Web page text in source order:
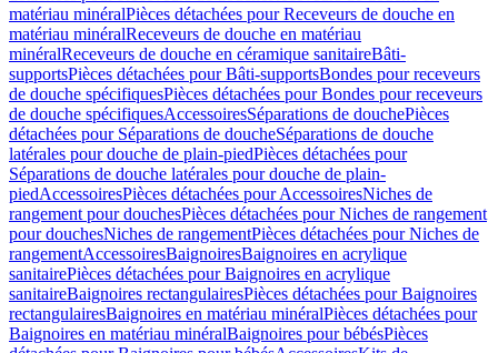
matériau minéralPièces détachées pour Receveurs de douche en
matériau minéralReceveurs de douche en matériau
minéralReceveurs de douche en céramique sanitaireBâti-
supportsPièces détachées pour Bâti-supportsBondes pour receveurs
de douche spécifiquesPièces détachées pour Bondes pour receveurs
de douche spécifiquesAccessoiresSéparations de douchePièces
détachées pour Séparations de doucheSéparations de douche
latérales pour douche de plain-piedPièces détachées pour
Séparations de douche latérales pour douche de plain-
piedAccessoiresPièces détachées pour AccessoiresNiches de
rangement pour douchesPièces détachées pour Niches de rangement
pour douchesNiches de rangementPièces détachées pour Niches de
rangementAccessoiresBaignoiresBaignoires en acrylique
sanitairePièces détachées pour Baignoires en acrylique
sanitaireBaignoires rectangulairesPièces détachées pour Baignoires
rectangulairesBaignoires en matériau minéralPièces détachées pour
Baignoires en matériau minéralBaignoires pour bébésPièces